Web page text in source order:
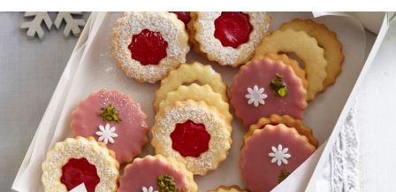
Články
TV Program
Škola vaření
Recepty z TV